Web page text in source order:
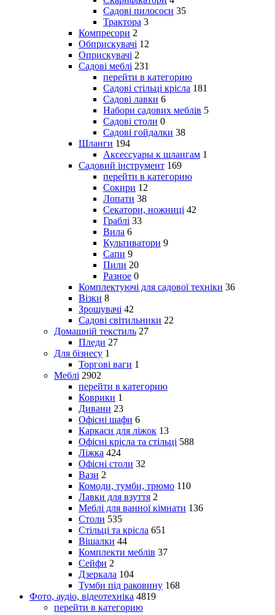
Садові пилососи 35
Трактора 3
Компресори 2
Обприскувачі 12
Оприскувачі 2
Садові меблі 231
перейти в категорию
Садові стільці крісла 181
Садові лавки 6
Набори садових меблів 5
Садові столи 0
Садові гойдалки 38
Шланги 194
Аксессуары к шлангам 1
Садовий інструмент 169
перейти в категорию
Сокири 12
Лопати 38
Секатори, ножниці 42
Граблі 33
Вила 6
Культиватори 9
Сапи 9
Пили 20
Разное 0
Комплектуючі для садової техніки 36
Візки 8
Зрошувачі 42
Садові світильники 22
Домашній текстиль 27
Пледи 27
Для бізнесу 1
Торгові ваги 1
Меблі 2902
перейти в категорию
Коврики 1
Дивани 23
Офісні шафи 6
Каркаси для ліжок 13
Офісні крісла та стільці 588
Ліжка 424
Офісні столи 32
Вази 2
Комоди, тумби, трюмо 110
Лавки для взуття 2
Меблі для ванної кімнати 136
Столи 535
Стільці та крісла 651
Вішалки 44
Комплекти меблів 37
Сейфи 2
Дзеркала 104
Тумби під раковину 168
Фото, аудіо, відеотехніка 4819
перейти в категорию